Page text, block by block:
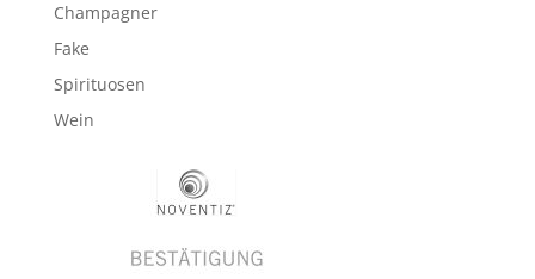
Champagner
Fake
Spirituosen
Wein